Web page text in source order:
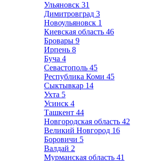
Ульяновск 31
Димитровград 3
Новоульяновск 1
Киевская область 46
Бровары 9
Ирпень 8
Буча 4
Севастополь 45
Республика Коми 45
Сыктывкар 14
Ухта 5
Усинск 4
Ташкент 44
Новгородская область 42
Великий Новгород 16
Боровичи 5
Валдай 2
Мурманская область 41